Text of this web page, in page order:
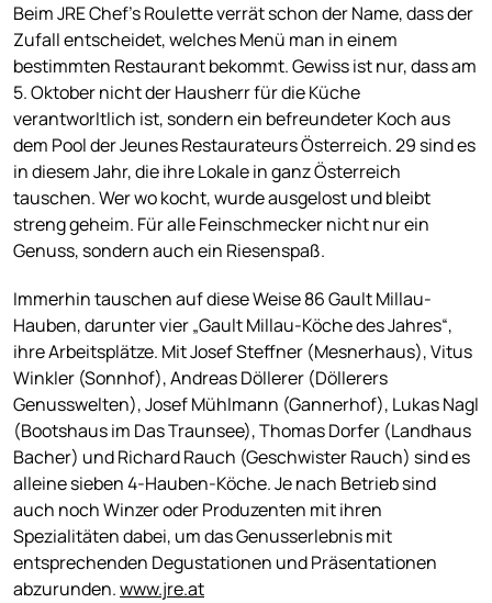
Beim JRE Chef's Roulette verrät schon der Name, dass der
Zufall entscheidet, welches Menü man in einem
bestimmten Restaurant bekommt. Gewiss ist nur, dass am
5. Oktober nicht der Hausherr für die Küche
verantworltlich ist, sondern ein befreundeter Koch aus
dem Pool der Jeunes Restaurateurs Österreich. 29 sind es
in diesem Jahr, die ihre Lokale in ganz Österreich
tauschen. Wer wo kocht, wurde ausgelost und bleibt
streng geheim. Für alle Feinschmecker nicht nur ein
Genuss, sondern auch ein Riesenspaß.
Immerhin tauschen auf diese Weise 86 Gault Millau-
Hauben, darunter vier „Gault Millau-Köche des Jahres“,
ihre Arbeitsplätze. Mit Josef Steffner (Mesnerhaus), Vitus
Winkler (Sonnhof), Andreas Döllerer (Döllerers
Genusswelten), Josef Mühlmann (Gannerhof), Lukas Nagl
(Bootshaus im Das Traunsee), Thomas Dorfer (Landhaus
Bacher) und Richard Rauch (Geschwister Rauch) sind es
alleine sieben 4-Hauben-Köche. Je nach Betrieb sind
auch noch Winzer oder Produzenten mit ihren
Spezialitäten dabei, um das Genusserlebnis mit
entsprechenden Degustationen und Präsentationen
abzurunden.www.jre.at